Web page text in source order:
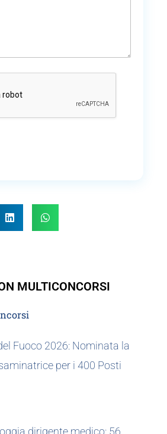
MULTICONCORSI
Fuoco 2026: Nominata la
per i 400 Posti
dirigente medico: 56